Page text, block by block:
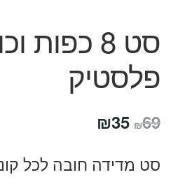
סט 8
פלסטיק
₪69 המחיר
היה:
₪35
הוא:
סט מדידה חובה לכל